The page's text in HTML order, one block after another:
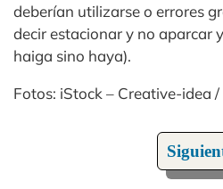
deberían utilizarse o errores
decir estacionar y no aparcar
haiga sino haya).
Fotos: iStock – Creative-idea